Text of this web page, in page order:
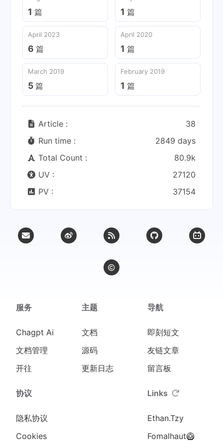
1 篇 1 篇
April 2023
6 篇
April 2020
1 篇
March 2019
5 篇
February 2019
1 篇
Article :
38
Run time :
2849 days
Total Count :
80.9k
UV :
27120
PV :
37154
服务
Chagpt Ai
文档管理
开往
主题
文档
源码
更新日志
导航
即刻短文
友链文章
留言板
协议
隐私协议
Cookies
Links
Ethan.Tzy
Fomalhaut🥝